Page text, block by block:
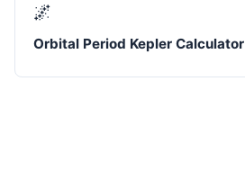
🌌
Orbital Period Kepler Calculator